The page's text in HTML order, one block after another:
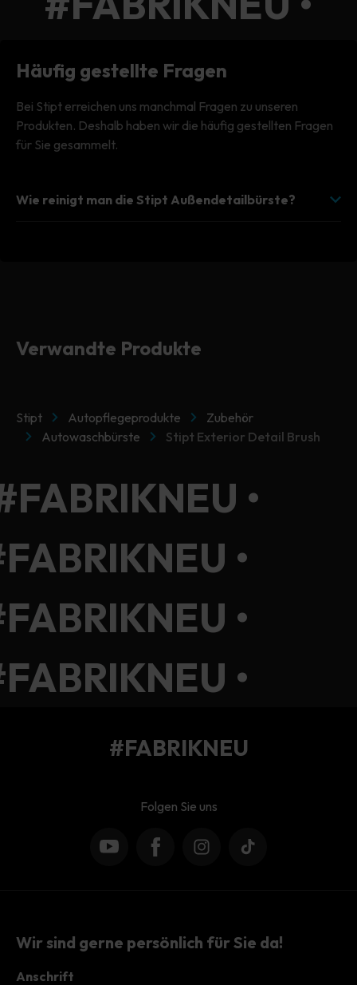
#FABRIKNEU •
Häufig gestellte Fragen
Bei Stipt erreichen uns manchmal Fragen zu unseren
Produkten. Deshalb haben wir die häufig gestellten Fragen
für Sie gesammelt.
Wie reinigt man die Stipt Außendetailbürste?
Verwandte Produkte
Stipt Autopflegeprodukte
Zubehör
Autowaschbürste
Stipt Exterior Detail Brush
•
•
•
•
#FABRIKNEU
Folgen Sie uns
YouTube FacebookInstagramTikTok
Wir sind gerne persönlich für Sie da!
Anschrift